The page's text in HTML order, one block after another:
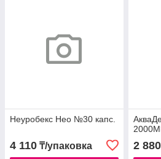
Неуробекс Нео №30 капс.
4 110 ₸/упаковка 2 880